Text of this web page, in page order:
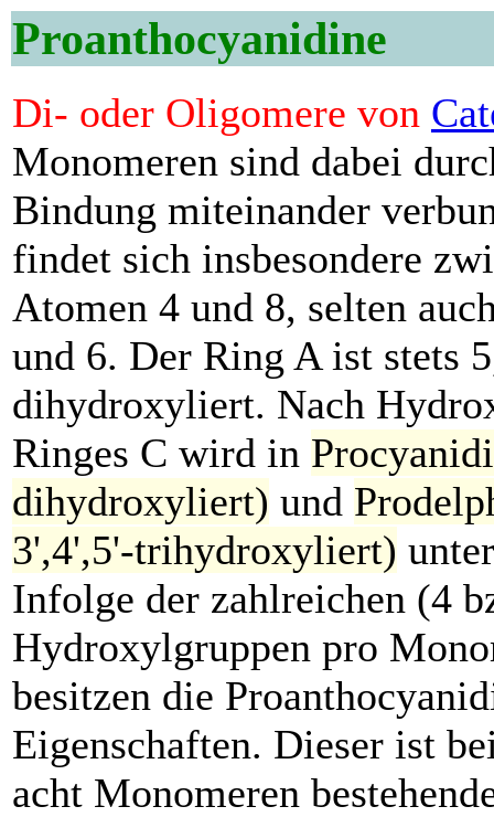
Proanthocyanidine
Di- oder Oligomere von
Monomeren sind dabei
Bindung miteinander
findet sich insbesondere
Atomen 4 und 8, selten
und 6. Der Ring A ist stets
dihydroxyliert. Nach
Ringes C wird in
dihydroxyliert) und
3',4',5'-trihydroxyliert)
Infolge der zahlreichen (4
Hydroxylgruppen pro
besitzen die
Eigenschaften. Dieser ist
acht Monomeren